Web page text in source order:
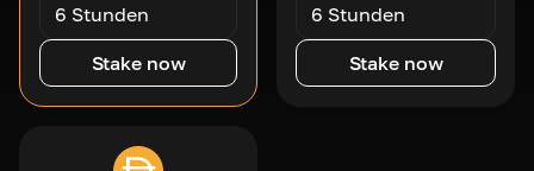
6 Stunden
Stake now
6 Stunden
Stake now